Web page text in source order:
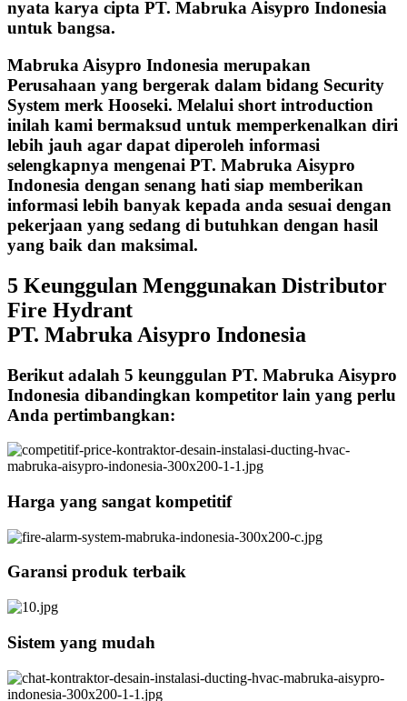
nyata karya cipta PT. Mabruka Aisypro Indonesia
untuk bangsa.
Mabruka Aisypro Indonesia merupakan
Perusahaan yang bergerak dalam bidang Security
System merk Hooseki. Melalui short introduction
inilah kami bermaksud untuk memperkenalkan diri
lebih jauh agar dapat diperoleh informasi
selengkapnya mengenai PT. Mabruka Aisypro
Indonesia dengan senang hati siap memberikan
informasi lebih banyak kepada anda sesuai dengan
pekerjaan yang sedang di butuhkan dengan hasil
yang baik dan maksimal.
5 Keunggulan Menggunakan Distributor
Fire Hydrant
PT. Mabruka Aisypro Indonesia
Berikut adalah 5 keunggulan PT. Mabruka Aisypro
Indonesia dibandingkan kompetitor lain yang perlu
Anda pertimbangkan:
Harga yang sangat kompetitif
Garansi produk terbaik
Sistem yang mudah